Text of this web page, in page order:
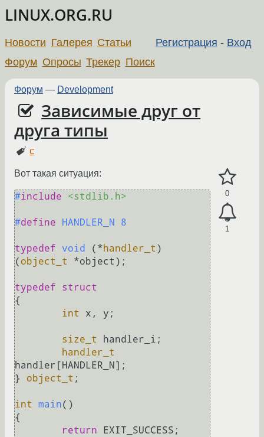
LINUX.ORG.RU
Регистрация - Вход
Новости Галерея Статьи
Форум Опросы Трекер Поиск
Форум — Development
Зависимые друг от
друга типы
c
0
1
Вот такая ситуация:
#include <stdlib.h>
#define HANDLER_N 8
typedef void (*handler_t )
( object_t *object) ;
typedef
struct
{
int
x, y;
size_t
handler_i;
handler_t
handler[HANDLER_N];
} object_t ;
int main()
{
return EXIT_SUCCESS;